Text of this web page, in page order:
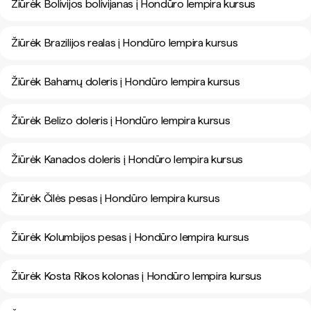
Žiūrėk Bolivijos bolivijanas į Hondūro lempira kursus
Žiūrėk Brazilijos realas į Hondūro lempira kursus
Žiūrėk Bahamų doleris į Hondūro lempira kursus
Žiūrėk Belizo doleris į Hondūro lempira kursus
Žiūrėk Kanados doleris į Hondūro lempira kursus
Žiūrėk Čilės pesas į Hondūro lempira kursus
Žiūrėk Kolumbijos pesas į Hondūro lempira kursus
Žiūrėk Kosta Rikos kolonas į Hondūro lempira kursus